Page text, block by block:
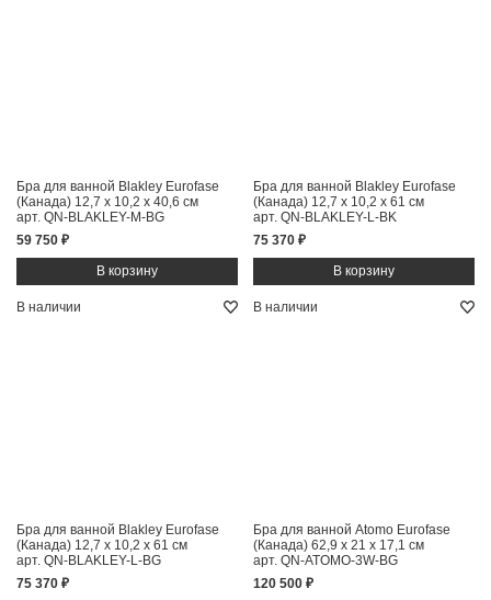
Бра для ванной Blakley Eurofase
(Канада) 12,7 x 10,2 x 40,6 см
арт. QN-BLAKLEY-M-BG
59 750 ₽
Бра для ванной Blakley Eurofase
(Канада) 12,7 x 10,2 x 61 см
арт. QN-BLAKLEY-L-BK
75 370 ₽
В наличии
Бра для ванной Blakley Eurofase
(Канада) 12,7 x 10,2 x 61 см
арт. QN-BLAKLEY-L-BG
75 370 ₽
В наличии
Бра для ванной Atomo Eurofase
(Канада) 62,9 x 21 x 17,1 см
арт. QN-ATOMO-3W-BG
120 500 ₽